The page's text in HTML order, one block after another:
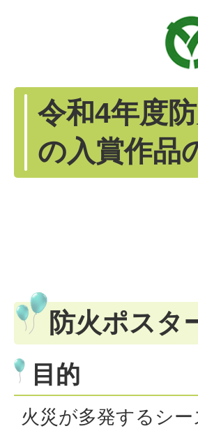
令和4年度
の入賞作品
防火ポスタ
目的
火災が多発するシ